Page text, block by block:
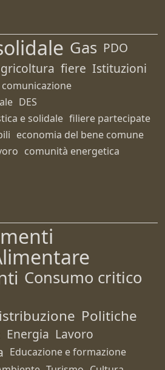
Gas PDO
fiere Istituzioni
comunicazione
DES
e solidale filiere partecipate
economia del bene comune
comunità energetica
Consumo critico
Politiche
Energia Lavoro
Educazione e formazione